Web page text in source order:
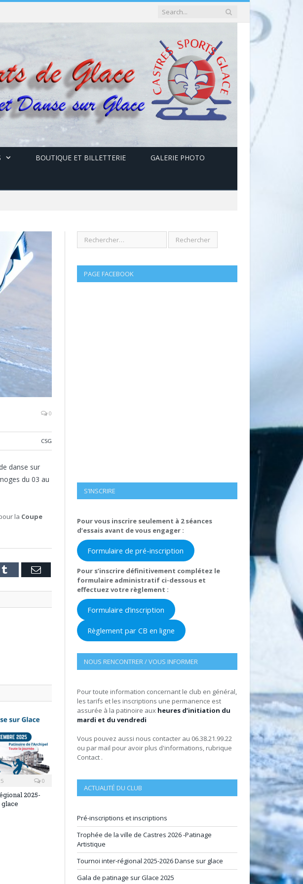
BOUTIQUE ET BILLETTERIE GALERIE PHOTO
0
CSG
danse sur
du 03 au
la Coupe
Tumblr Email
0
2025-
glace
PAGE FACEBOOK
S’INSCRIRE
Pour vous inscrire seulement à 2 séances
d’essais avant de vous engager :
Formulaire de pré-inscription
Pour s’inscrire définitivement complétez le
formulaire administratif ci-dessous et
effectuez votre règlement :
Formulaire d’inscription
Règlement par CB en ligne
NOUS RENCONTRER / VOUS INFORMER
Pour toute information concernant le club en général,
les tarifs et les inscriptions une permanence est
assurée à la patinoire aux heures d’initiation du
mardi et du vendredi
Vous pouvez aussi nous contacter au 06.38.21.99.22
ou par mail pour avoir plus d'informations, rubrique
Contact .
ACTUALITÉ DU CLUB
Pré-inscriptions et inscriptions
Trophée de la ville de Castres 2026 -Patinage
Artistique
Tournoi inter-régional 2025-2026 Danse sur glace
Gala de patinage sur Glace 2025